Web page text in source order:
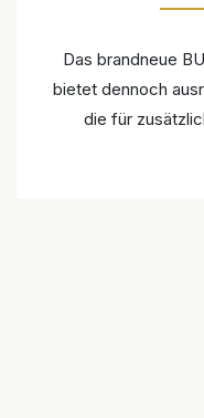
Das brandneue
bietet dennoch
die für